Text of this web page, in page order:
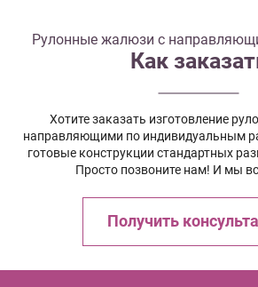
Рулонные жалюзи с
Как
Хотите заказать изготовление
направляющими по индивидуальным
готовые конструкции стандартных
Просто позвоните нам! И мы
Получить